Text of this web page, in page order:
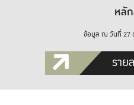
หลั
ข้อมูล ณ วันที่ 27
ราย